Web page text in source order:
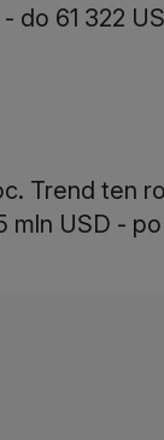
do 61 322
Trend ten
mln USD -